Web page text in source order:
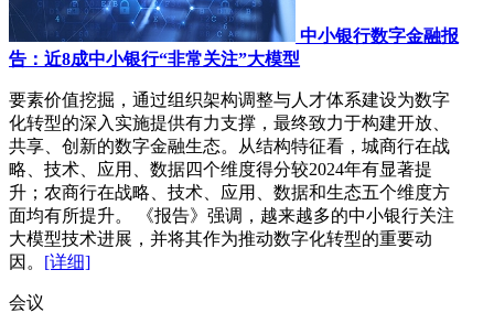
中小银行数字金融报
告：近8成中小银行“非常关注”大模型
要素价值挖掘，通过组织架构调整与人才体系建设为数字
化转型的深入实施提供有力支撑，最终致力于构建开放、
共享、创新的数字金融生态。从结构特征看，城商行在战
略、技术、应用、数据四个维度得分较2024年有显著提
升；农商行在战略、技术、应用、数据和生态五个维度方
面均有所提升。 《报告》强调，越来越多的中小银行关注
大模型技术进展，并将其作为推动数字化转型的重要动
因。 [详细]
会议